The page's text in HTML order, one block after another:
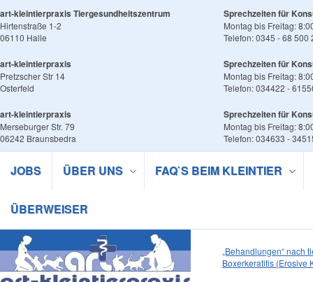
art-kleintierpraxis Tiergesundheitszentrum
Hirtenstraße 1-2
06110 Halle
Sprechzeiten für
Montag bis Freitag:
Telefon: 0345 - 68 500
art-kleintierpraxis
Pretzscher Str 14
Osterfeld
Sprechzeiten für
Montag bis Freitag:
Telefon: 034422 -
art-kleintierpraxis
Merseburger Str. 79
06242 Braunsbedra
Sprechzeiten für
Montag bis Freitag:
Telefon: 034633 -
JOBS ÜBER UNS FAQ`S BEIM KLEINTIER
ÜBERWEISER
„Behandlungen“ nach
Boxerkeratitis (Erosive